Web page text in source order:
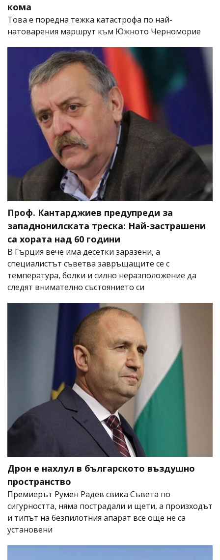
кома
Това е поредна тежка катастрофа по най-
натоварения маршрут към Южното Черноморие
Проф. Кантарджиев предупреди за
западнонилската треска: Най-застрашени
са хората над 60 години
В Гърция вече има десетки заразени, а
специалистът съветва завръщащите се с
температура, болки и силно неразположение да
следят внимателно състоянието си
Дрон е нахлул в българското въздушно
пространство
Премиерът Румен Радев свика Съвета по
сигурността, няма пострадали и щети, а произходът
и типът на безпилотния апарат все още не са
установени